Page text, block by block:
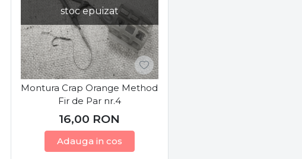
stoc epuizat
Montura Crap Orange Method
Fir de Par nr.4
16,00 RON
Adauga in cos